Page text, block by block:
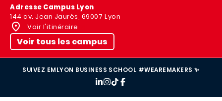
Adresse Campus Lyon
144 av. Jean Jaurès, 69007 Lyon
Voir l'itinéraire
Voir tous les campus
SUIVEZ EMLYON BUSINESS SCHOOL #WEAREMAKERS ✨